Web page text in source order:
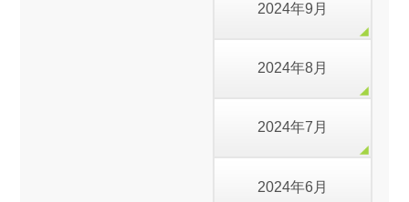
2024年9月
2024年8月
2024年7月
2024年6月